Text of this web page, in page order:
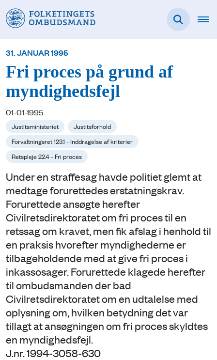
31. JANUAR 1995
Fri proces på grund af
myndighedsfejl
01-01-1995
Justitsministeriet
Justitsforhold
Forvaltningsret 123.1 - Inddragelse af kriterier
Retspleje 22.4 - Fri proces
Under en straffesag havde politiet glemt at
medtage forurettedes erstatningskrav.
Forurettede ansøgte herefter
Civilretsdirektoratet om fri proces til en
retssag om kravet, men fik afslag i henhold til
en praksis hvorefter myndighederne er
tilbageholdende med at give fri proces i
inkassosager. Forurettede klagede herefter
til ombudsmanden der bad
Civilretsdirektoratet om en udtalelse med
oplysning om, hvilken betydning det var
tillagt at ansøgningen om fri proces skyldtes
en myndighedsfejl.
J.nr. 1994-3058-630